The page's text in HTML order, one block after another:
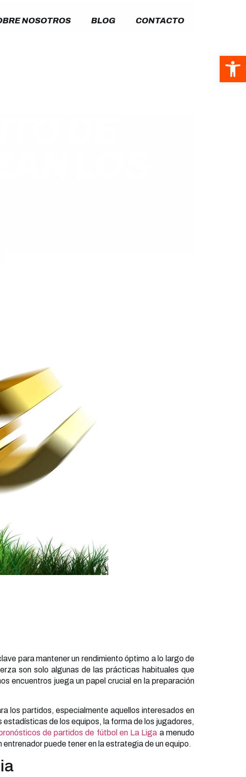
Abrir
NOSOTROS BLOG CONTACTO
para mantener un rendimiento óptimo a lo largo de
son solo algunas de las prácticas habituales que
encuentros juega un papel crucial en la preparación
los partidos, especialmente aquellos interesados en
de los equipos, la forma de los jugadores,
de partidos de fútbol en La Liga a menudo
puede tener en la estrategia de un equipo.